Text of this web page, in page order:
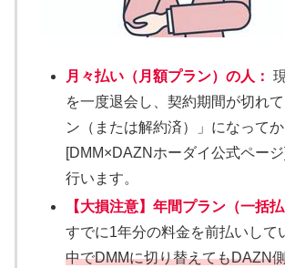
月々払い（月額プラン）の人：
を一度退会し、契約期間が切れ
ン（または解約済）」になってか
[DMM×DAZNホーダイ公式ペー
行います。
【大損注意】年間プラン（一括
すでに1年分の料金を前払いして
中でDMMに切り替えてもDAZN